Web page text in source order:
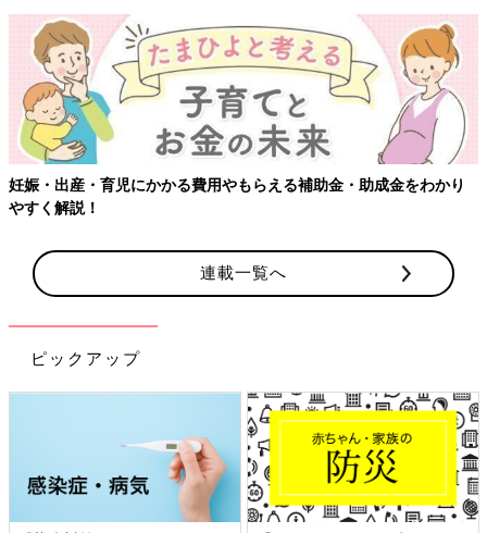
妊娠・出産・育児にかかる費用やもらえる補助金・助成金をわかり
やすく解説！
連載一覧へ
ピックアップ